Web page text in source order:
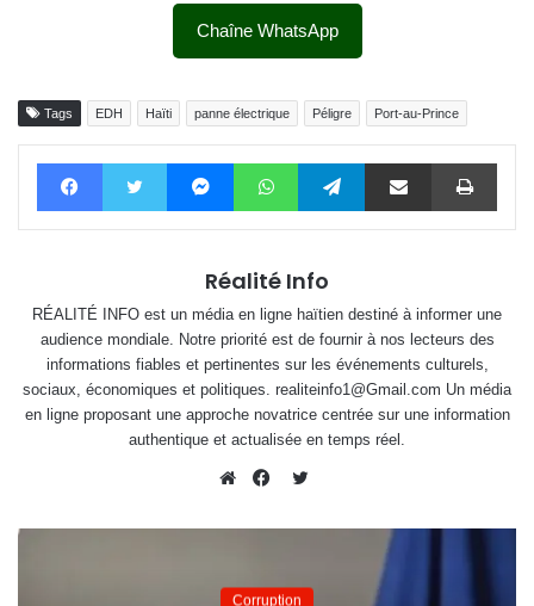
Chaîne WhatsApp
Tags EDH Haïti panne électrique Péligre Port-au-Prince
FacebookTwitter MessengerWhatsAppTelegram Partager par email
Réalité Info
RÉALITÉ INFO est un média en ligne haïtien destiné à informer une
audience mondiale. Notre priorité est de fournir à nos lecteurs des
informations fiables et pertinentes sur les événements culturels,
sociaux, économiques et politiques. realiteinfo1@Gmail.com Un média
en ligne proposant une approche novatrice centrée sur une information
authentique et actualisée en temps réel.
Corruption